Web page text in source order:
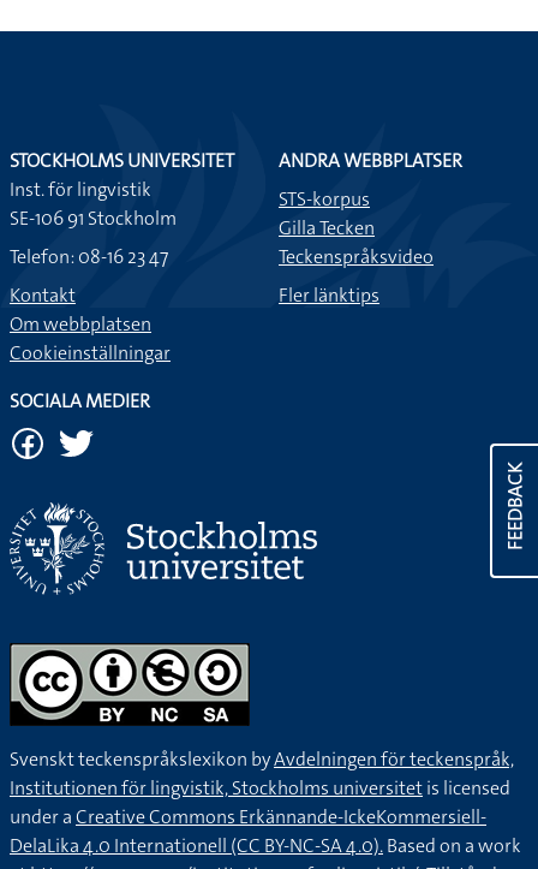
FEEDBACK
STOCKHOLMS UNIVERSITET
Inst. för lingvistik
SE-106 91 Stockholm
Telefon: 08-16 23 47
Kontakt
Om webbplatsen
Cookieinställningar
ANDRA WEBBPLATSER
STS-korpus
Gilla Tecken
Teckenspråksvideo
Fler länktips
SOCIALA MEDIER
Svenskt teckenspråkslexikon byAvdelningen för teckenspråk,
Institutionen för lingvistik, Stockholms universitetis licensed
under aCreative Commons Erkännande-IckeKommersiell-
DelaLika 4.0 Internationell (CC BY-NC-SA 4.0).Based on a work